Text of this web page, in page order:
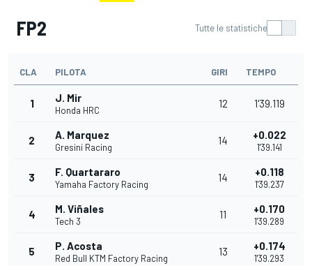
FP2 Tutte le statistiche
CLA PILOTA GIRI TEMPO
1 J. Mir
Honda HRC
12 1'39.119
2 A. Marquez
Gresini Racing
14 +0.022
1'39.141
3 F. Quartararo
Yamaha Factory Racing
14 +0.118
1'39.237
4 M. Viñales
Tech 3
11 +0.170
1'39.289
5 P. Acosta
Red Bull KTM Factory Racing
13 +0.174
1'39.293